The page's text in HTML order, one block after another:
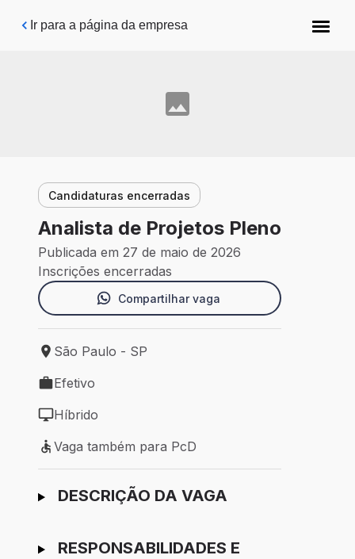
Pular para o conteúdo principal
Ir para a página da empresa
Candidaturas encerradas
Analista de Projetos Pleno
Publicada em 27 de maio de 2026
Inscrições encerradas
Compartilhar vaga
Local de trabalho: São Paulo - SP
São Paulo - SP
Tipo de vaga: Efetivo
Efetivo
Modelo de trabalho: Híbrido
Híbrido
Vaga também para PcD
Vaga também para PcD
Ir para candidatura
DESCRIÇÃO DA VAGA
RESPONSABILIDADES E